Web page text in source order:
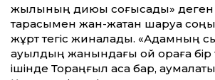
жылқының диюы соғысады» деген
тарасымен жан-жақтан шаруа
жұрт тегіс жиналады. «Адамның
ауылдың жанындағы қой қораға
ішінде Тораңғыл қасқа бар,